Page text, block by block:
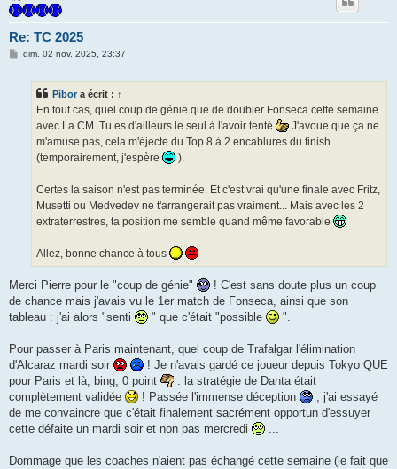
Re: TC 2025
Mdim. 02 nov. 2025, 23:37
Pibor a écrit : ↑
En tout cas, quel coup de génie que de doubler Fonseca cette semaine
avec La CM. Tu es d'ailleurs le seul à l'avoir tenté
J'avoue que ça ne
m'amuse pas, cela m'éjecte du Top 8 à 2 encablures du finish
(temporairement, j'espère
).
Certes la saison n'est pas terminée. Et c'est vrai qu'une finale avec Fritz,
Musetti ou Medvedev ne t'arrangerait pas vraiment... Mais avec les 2
extraterrestres, ta position me semble quand même favorable
Allez, bonne chance à tous
Merci Pierre pour le "coup de génie"
! C'est sans doute plus un coup
de chance mais j'avais vu le 1er match de Fonseca, ainsi que son
tableau : j'ai alors "senti
" que c'était "possible ".
Pour passer à Paris maintenant, quel coup de Trafalgar l'élimination
d'Alcaraz mardi soir
! Je n'avais gardé ce joueur depuis Tokyo QUE
pour Paris et là, bing, 0 point
: la stratégie de Danta était
complètement validée
! Passée l'immense déception
, j'ai essayé
de me convaincre que c'était finalement sacrément opportun d'essuyer
cette défaite un mardi soir et non pas mercredi
...
Dommage que les coaches n'aient pas échangé cette semaine (le fait que